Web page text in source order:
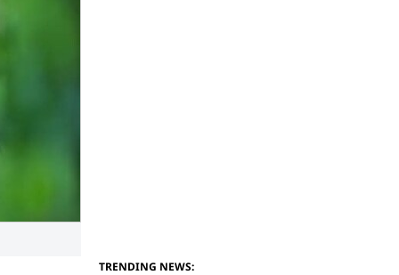
TRENDING NEWS: